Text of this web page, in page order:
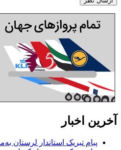
آخرین اخبار
پیام تبریک استاندار لرستان